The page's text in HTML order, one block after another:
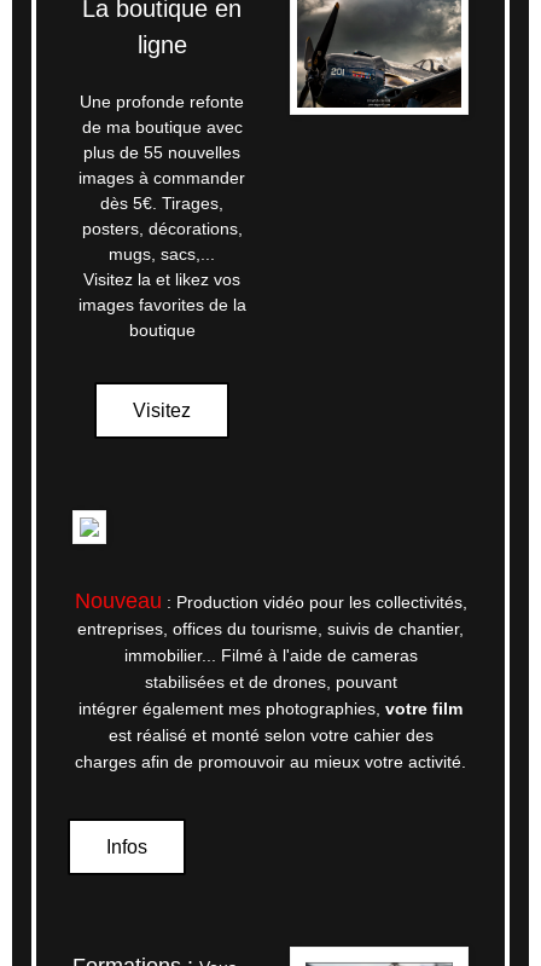
La boutique en
ligne
Une profonde refonte
de ma boutique avec
plus de 55 nouvelles
images à commander
dès 5€. Tirages,
posters, décorations,
mugs, sacs,...
Visitez la et likez vos
images favorites de la
boutique
Visitez
Nouveau : Production vidéo pour les collectivités,
entreprises, offices du tourisme, suivis de chantier,
immobilier... Filmé à l'aide de cameras
stabilisées et de drones, pouvant
intégrer également mes photographies, votre film
est réalisé et monté selon votre cahier des
charges afin de promouvoir au mieux votre activité.
Infos